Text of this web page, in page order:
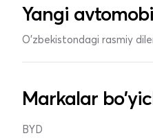
Yangi
O'zbekistondagi rasmiy
Markalar
BYD